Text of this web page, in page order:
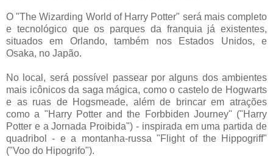
O "The Wizarding World of Harry Potter" será mais completo
e tecnológico que os parques da franquia já existentes,
situados em Orlando, também nos Estados Unidos, e
Osaka, no Japão.
No local, será possível passear por alguns dos ambientes
mais icônicos da saga mágica, como o castelo de Hogwarts
e as ruas de Hogsmeade, além de brincar em atrações
como a "Harry Potter and the Forbbiden Journey" ("Harry
Potter e a Jornada Proibida") - inspirada em uma partida de
quadribol - e a montanha-russa "Flight of the Hippogriff"
("Voo do Hipogrifo").